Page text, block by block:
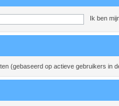
Ik ben
(gebaseerd op actieve gebruikers in